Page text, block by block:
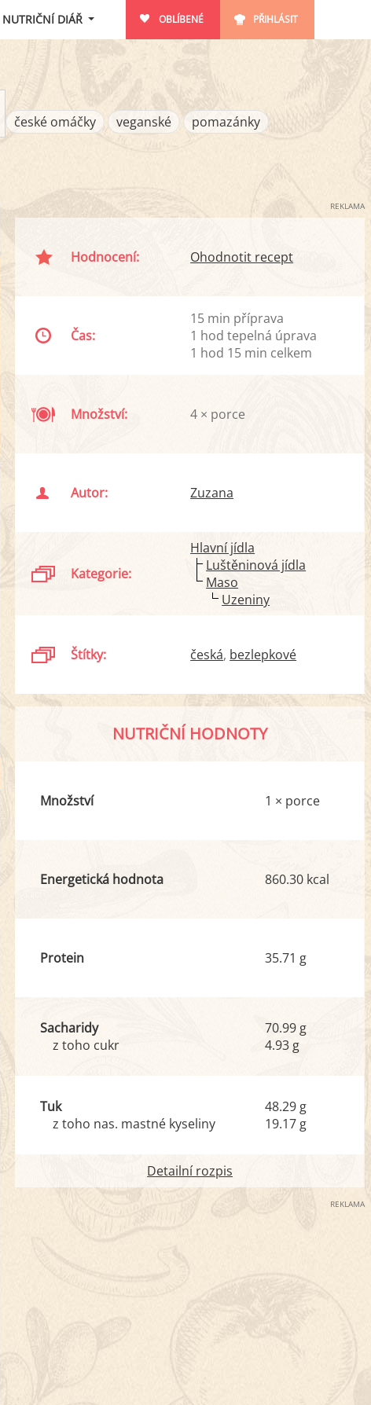
NUTRIČNÍ DIÁŘ OBLÍBENÉ PŘIHLÁSIT
české omáčky veganské pomazánky
REKLAMA
Hodnocení: Ohodnotit recept
Čas:
15 min příprava
1 hod tepelná úprava
1 hod 15 min celkem
Množství: 4 × porce
Autor: Zuzana
Kategorie:
Hlavní jídla
Luštěninová jídla
Maso
Uzeniny
Štítky: česká bezlepkové
NUTRIČNÍ HODNOTY
Množství 1 × porce
Energetická hodnota 860.30 kcal
Protein 35.71 g
Sacharidy
z toho cukr
70.99 g
4.93 g
Tuk
z toho nas. mastné kyseliny
48.29 g
19.17 g
Detailní rozpis
REKLAMA